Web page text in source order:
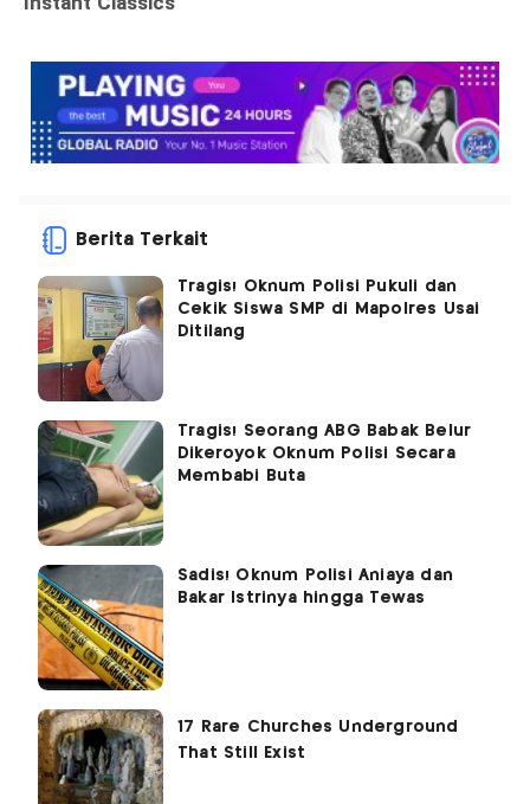
Berita Terkait
Tragis! Oknum Polisi Pukuli dan
Cekik Siswa SMP di Mapolres Usai
Ditilang
Tragis! Seorang ABG Babak Belur
Dikeroyok Oknum Polisi Secara
Membabi Buta
Sadis! Oknum Polisi Aniaya dan
Bakar Istrinya hingga Tewas